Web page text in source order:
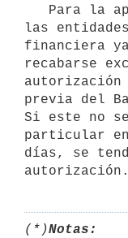
las
financiera
recabarse
autorización
previa del
Si este no
particular
días, se
(*)Notas: